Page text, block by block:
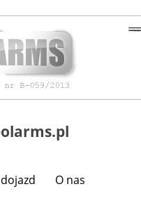
O nas